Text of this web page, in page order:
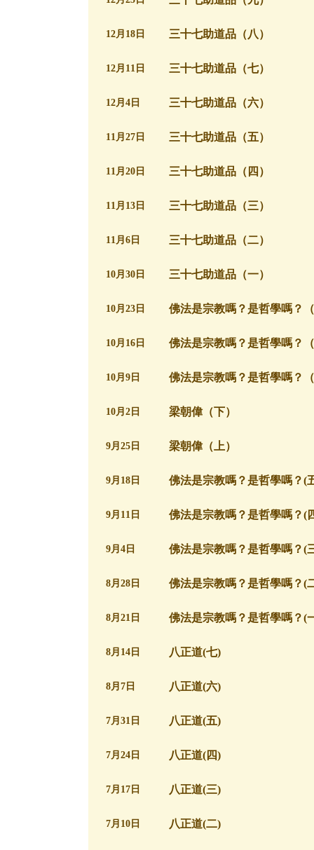
12月18日 三十七助道品（八）
12月11日 三十七助道品（七）
12月4日 三十七助道品（六）
11月27日 三十七助道品（五）
11月20日 三十七助道品（四）
11月13日 三十七助道品（三）
11月6日 三十七助道品（二）
10月30日 三十七助道品（一）
10月23日 佛法是宗教嗎？是哲學嗎？
10月16日 佛法是宗教嗎？是哲學嗎？
10月9日 佛法是宗教嗎？是哲學嗎？
10月2日 梁朝偉（下）
9月25日 梁朝偉（上）
9月18日 佛法是宗教嗎？是哲學嗎？(
9月11日 佛法是宗教嗎？是哲學嗎？(
9月4日 佛法是宗教嗎？是哲學嗎？(
8月28日 佛法是宗教嗎？是哲學嗎？(
8月21日 佛法是宗教嗎？是哲學嗎？(
8月14日 八正道(七)
8月7日 八正道(六)
7月31日 八正道(五)
7月24日 八正道(四)
7月17日 八正道(三)
7月10日 八正道(二)